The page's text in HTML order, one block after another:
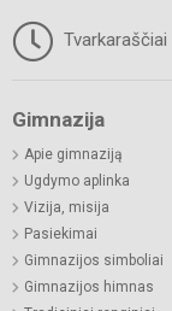
Tvarkaraščiai
Gimnazija
Apie gimnaziją
Ugdymo aplinka
Vizija, misija
Pasiekimai
Gimnazijos simboliai
Gimnazijos himnas